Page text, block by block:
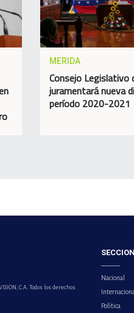
MERIDA
Consejo Legislativo
juramentará nueva
período 2020-2021
C.A. Todos los derechos
Nacional
Internacional
Política